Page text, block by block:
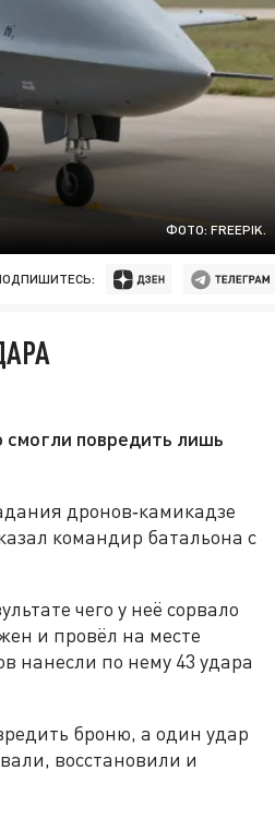
ФОТО: FREEPIK.
смогли повредить лишь
дронов‑камикадзе
командир батальона с
чего у неё сорвало
и провёл на месте
нанесли по нему 43 удара
броню, а один удар
восстановили и